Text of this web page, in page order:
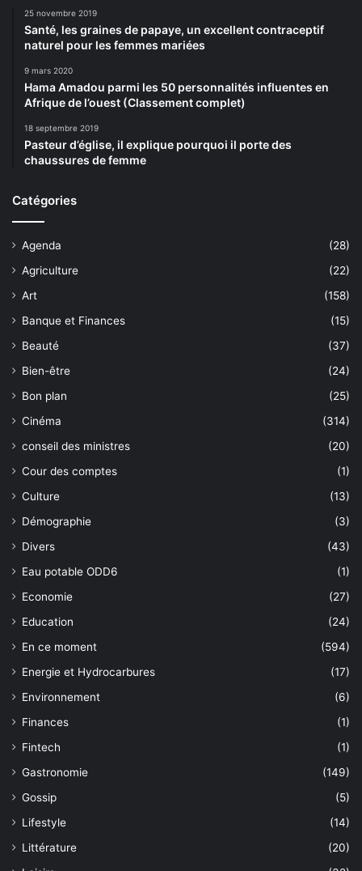
25 novembre 2019
Santé, les graines de papaye, un excellent contraceptif
naturel pour les femmes mariées
9 mars 2020
Hama Amadou parmi les 50 personnalités influentes en
Afrique de l’ouest (Classement complet)
18 septembre 2019
Pasteur d’église, il explique pourquoi il porte des
chaussures de femme
Catégories
Agenda
(28)
Agriculture
(22)
Art
(158)
Banque et Finances
(15)
Beauté
(37)
Bien-être
(24)
Bon plan
(25)
Cinéma
(314)
conseil des ministres
(20)
Cour des comptes
(1)
Culture
(13)
Démographie
(3)
Divers
(43)
Eau potable ODD6
(1)
Economie
(27)
Education
(24)
En ce moment
(594)
Energie et Hydrocarbures
(17)
Environnement
(6)
Finances
(1)
Fintech
(1)
Gastronomie
(149)
Gossip
(5)
Lifestyle
(14)
Littérature
(20)